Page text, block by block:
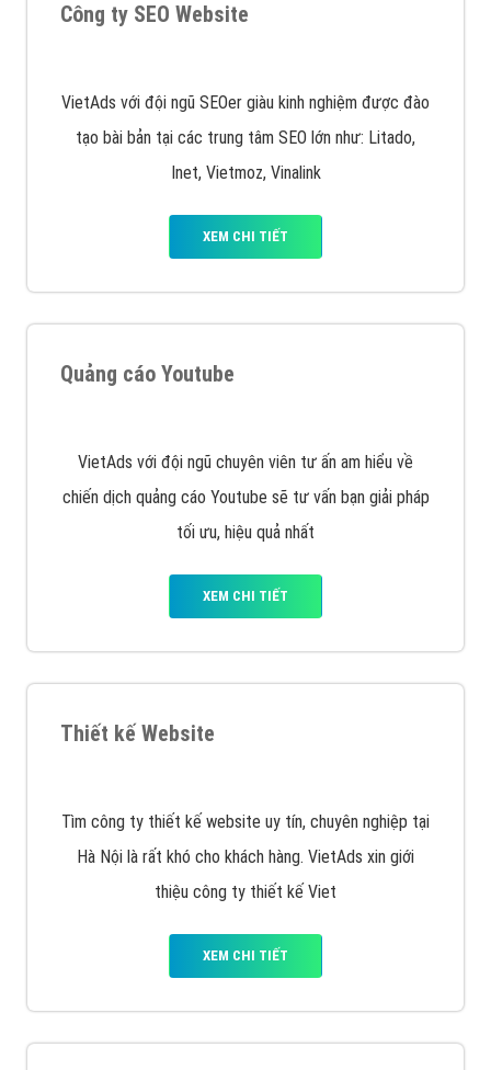
Công ty SEO Website
VietAds với đội ngũ SEOer giàu kinh nghiệm được đào
tạo bài bản tại các trung tâm SEO lớn như: Litado,
Inet, Vietmoz, Vinalink
XEM CHI TIẾT
Quảng cáo Youtube
VietAds với đội ngũ chuyên viên tư ấn am hiểu về
chiến dịch quảng cáo Youtube sẽ tư vấn bạn giải pháp
tối ưu, hiệu quả nhất
XEM CHI TIẾT
Thiết kế Website
Tìm công ty thiết kế website uy tín, chuyên nghiệp tại
Hà Nội là rất khó cho khách hàng. VietAds xin giới
thiệu công ty thiết kế Viet
XEM CHI TIẾT